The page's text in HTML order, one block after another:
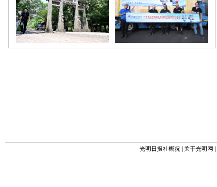
光明日报社概况 关于光明网